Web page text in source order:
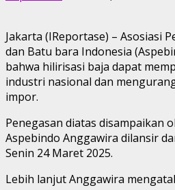
Jakarta (IReportase) – Asosiasi
dan Batu bara Indonesia
bahwa hilirisasi baja dapat
industri nasional dan
impor.
Penegasan diatas disampaikan
Aspebindo Anggawira dilansir
Senin 24 Maret 2025.
Lebih lanjut Anggawira